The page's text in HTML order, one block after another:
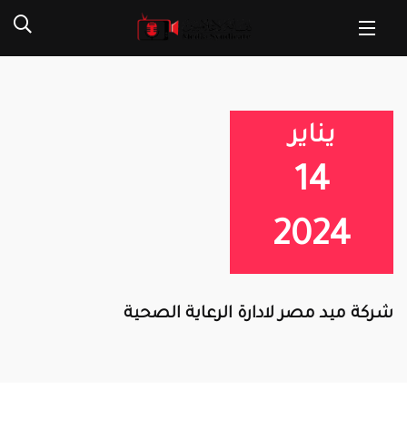
يناير
14
2024
شركة ميد مصر لادارة الرعاية الصحية